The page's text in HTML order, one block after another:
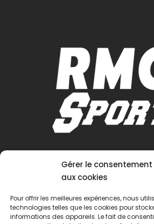
Gérer le consentement
aux cookies
Pour offrir les meilleures expériences, nous
technologies telles que les cookies pour
informations des appareils. Le fait de